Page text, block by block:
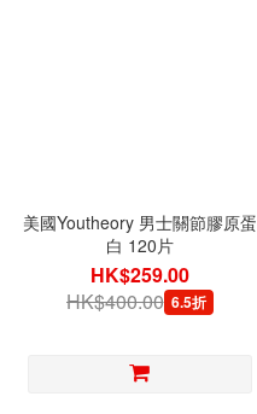
美國Youtheory 男士關節膠原蛋
白 120片
HK$259.00
HK$400.00 6.5折